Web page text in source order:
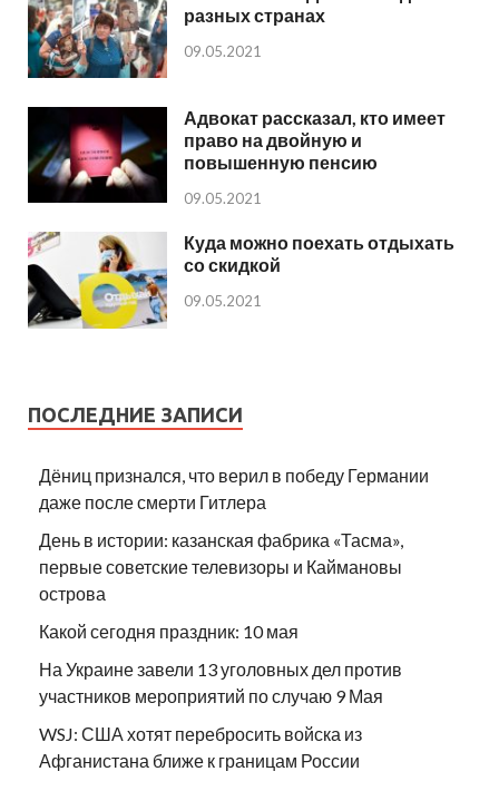
разных странах
09.05.2021
Адвокат рассказал, кто имеет
право на двойную и
повышенную пенсию
09.05.2021
Куда можно поехать отдыхать
со скидкой
09.05.2021
ПОСЛЕДНИЕ ЗАПИСИ
Дёниц признался, что верил в победу Германии
даже после смерти Гитлера
День в истории: казанская фабрика «Тасма»,
первые советские телевизоры и Каймановы
острова
Какой сегодня праздник: 10 мая
На Украине завели 13 уголовных дел против
участников мероприятий по случаю 9 Мая
WSJ: США хотят перебросить войска из
Афганистана ближе к границам России